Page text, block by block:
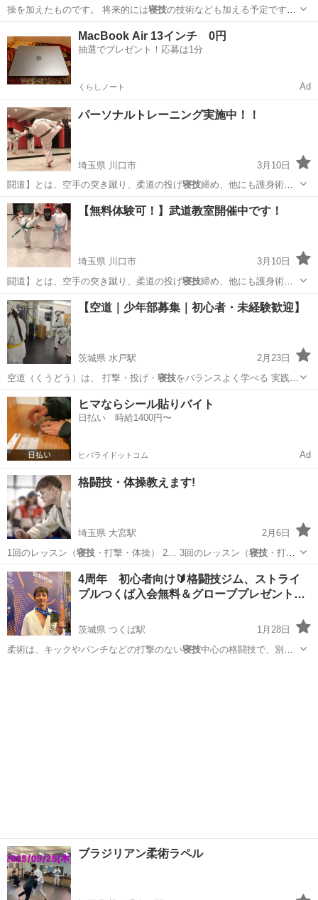
操を加えたものです。 将来的には寝技の技術なども加える予定です
が、まずは皆…宇都宮市 雀宮駅 空手/他格闘技 格闘技
MacBook Air 13インチ 0円
抽選でプレゼント！応募は1分
くらしノート Ad
パーソナルトレーニング実施中！！
埼玉県 川口市
3月10日
闘道】とは、空手の突き蹴り、柔道の投げ寝技締め、他にも護身術や
関節技、さまざまな…
埼玉 川口市 空手/他格闘技 パーソナルトレーニング
【無料体験可！】武道教室開催中です！
埼玉県 川口市
3月10日
闘道】とは、空手の突き蹴り、柔道の投げ寝技締め、他にも護身術や
関節技、さまざまな…
埼玉 川口市 空手/他格闘技 武道
【空道｜少年部募集｜初心者・未経験歓迎】
茨城県 水戸駅
2月23日
空道（くうどう）は、 打撃・投げ・ 寝技をバランスよく学べる 実践的
な総合武道…
茨城 水戸市 水戸駅 スポーツ 空道
ヒマならシール貼りバイト
日払い 時給1400円〜
ヒバライドットコム Ad
格闘技・体操教えます!
埼玉県 大宮駅
2月6日
1回のレッスン（寝技 ・打撃・体操） 2… 3回のレッスン（寝技・打
撃・体操） 7… 5回のレッスン（寝技・打撃・体操） 1…
埼玉 さいたま市 大宮駅 空手/他格闘技
4周年 初心者向け🔰格闘技ジム、ストライ
プルつくば入会無料＆グローブプレゼント…
茨城県 つくば駅
1月28日
柔術は、キックやパンチなどの打撃のない寝技中心の格闘技で、別名
ブラジリアン柔術ラペル